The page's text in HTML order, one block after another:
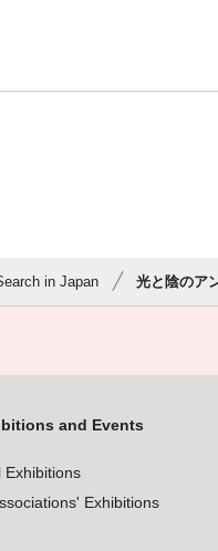
in Japan 光と陰のア
and Events
Exhibitions
Exhibitions